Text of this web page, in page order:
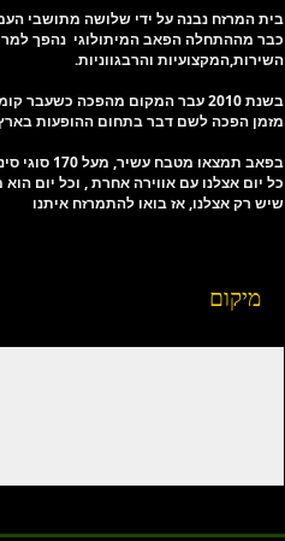
בית המרזח נבנה על ידי שלושה מתושבי העמק בשנת 2000 על מנת להפיח את שממת
כבר מההתחלה הפאב המיתולוגי נהפך
השירות,המקצועיות והרבגווניות.
בשנת 2010 עבר המקום מהפכה
מזמן הפכה לשם דבר בתחום ההופעות
בפאב תמצאו מטבח עשיר, מעל 170 סוגי סינגל מאלטים, 32 סוגי בירה מהחבית ומאות סוגי אלכוהול נוספים,
כל יום אצלנו עם אווירה אחרת , וכל יום
שיש רק אצלנו, אז בואו להתמרזח איתנו
מיקום